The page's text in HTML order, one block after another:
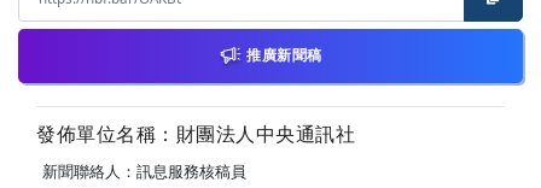
推廣新聞稿
發佈單位名稱：財團法人中央通訊社
新聞聯絡人：訊息服務核稿員